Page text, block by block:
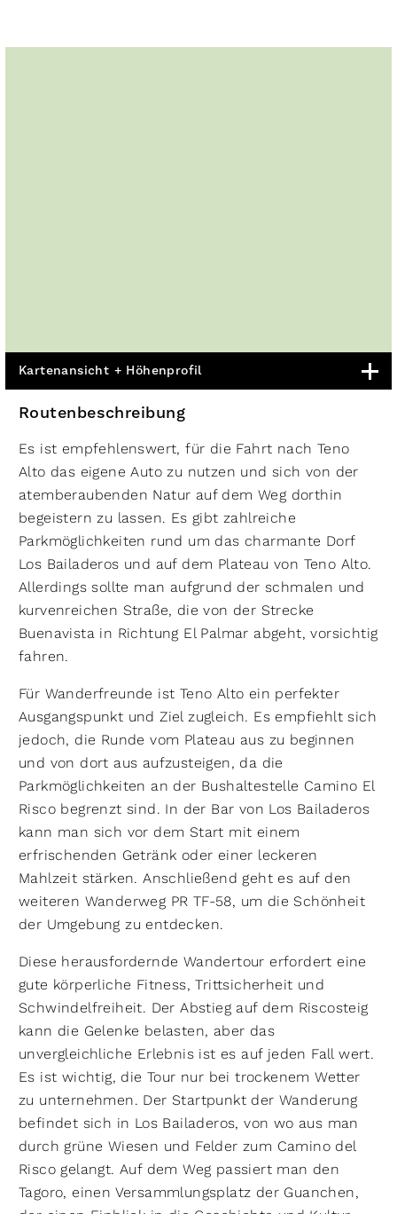
Kartenansicht + Höhenprofil
Routenbeschreibung
Es ist empfehlenswert, für die Fahrt nach Teno
Alto das eigene Auto zu nutzen und sich von der
atemberaubenden Natur auf dem Weg dorthin
begeistern zu lassen. Es gibt zahlreiche
Parkmöglichkeiten rund um das charmante Dorf
Los Bailaderos und auf dem Plateau von Teno Alto.
Allerdings sollte man aufgrund der schmalen und
kurvenreichen Straße, die von der Strecke
Buenavista in Richtung El Palmar abgeht, vorsichtig
fahren.
Für Wanderfreunde ist Teno Alto ein perfekter
Ausgangspunkt und Ziel zugleich. Es empfiehlt sich
jedoch, die Runde vom Plateau aus zu beginnen
und von dort aus aufzusteigen, da die
Parkmöglichkeiten an der Bushaltestelle Camino El
Risco begrenzt sind. In der Bar von Los Bailaderos
kann man sich vor dem Start mit einem
erfrischenden Getränk oder einer leckeren
Mahlzeit stärken. Anschließend geht es auf den
weiteren Wanderweg PR TF-58, um die Schönheit
der Umgebung zu entdecken.
Diese herausfordernde Wandertour erfordert eine
gute körperliche Fitness, Trittsicherheit und
Schwindelfreiheit. Der Abstieg auf dem Riscosteig
kann die Gelenke belasten, aber das
unvergleichliche Erlebnis ist es auf jeden Fall wert.
Es ist wichtig, die Tour nur bei trockenem Wetter
zu unternehmen. Der Startpunkt der Wanderung
befindet sich in Los Bailaderos, von wo aus man
durch grüne Wiesen und Felder zum Camino del
Risco gelangt. Auf dem Weg passiert man den
Tagoro, einen Versammlungsplatz der Guanchen,